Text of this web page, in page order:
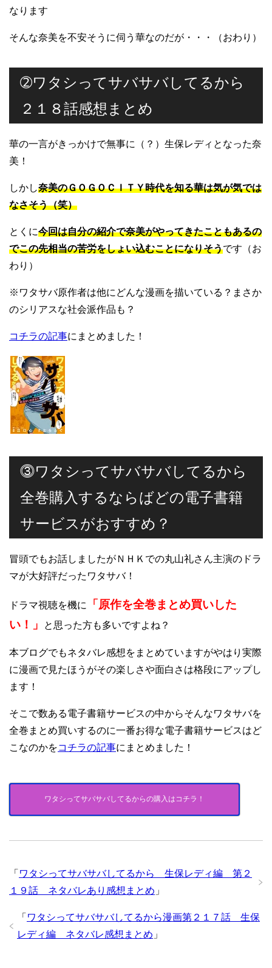
なります
そんな奈美を不安そうに伺う華なのだが・・・（おわり）
➁ワタシってサバサバしてるから
２１８話感想まとめ
華の一言がきっかけで無事に（？）生保レディとなった奈
美！
しかし奈美のＧＯＧＯＣＩＴＹ時代を知る華は気が気では
なさそう（笑）
とくに今回は自分の紹介で奈美がやってきたこともあるの
でこの先相当の苦労をしょい込むことになりそうです（お
わり）
※ワタサバ原作者は他にどんな漫画を描いている？まさか
のシリアスな社会派作品も？
コチラの記事にまとめました！
⓷ワタシってサバサバしてるから
全巻購入するならばどの電子書籍
サービスがおすすめ？
冒頭でもお話しましたがＮＨＫでの丸山礼さん主演のドラ
マが大好評だったワタサバ！
ドラマ視聴を機に
「原作を全巻まとめ買いした
い！」
と思った方も多いですよね？
本ブログでもネタバレ感想をまとめていますがやはり実際
に漫画で見たほうがその楽しさや面白さは格段にアップし
ます！
そこで数ある電子書籍サービスの中からそんなワタサバを
全巻まとめ買いするのに一番お得な電子書籍サービスはど
こなのかをコチラの記事にまとめました！
ワタシってサバサバしてるからの購入はコチラ！
「 ワタシってサバサバしてるから 生保レディ編 第２
１９話 ネタバレあり感想まとめ 」
「 ワタシってサバサバしてるから漫画第２１７話 生保
レディ編 ネタバレ感想まとめ 」